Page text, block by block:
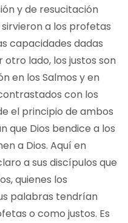
y de resucitación
sirvieron a los profetas
capacidades dadas
otro lado, los justos son
en los Salmos y en
con los
el principio de ambos
que Dios bendice a los
a Dios. Aquí en
a sus discípulos que
quienes los
palabras tendrían
o como justos. Es